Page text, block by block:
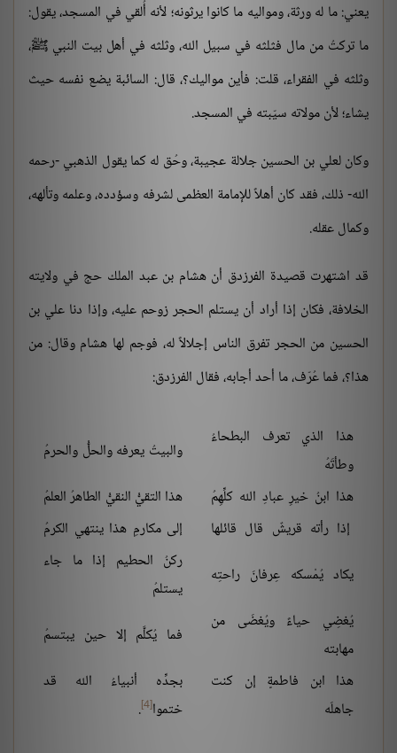
يعني: ما له ورثة، ومواليه ما كانوا يرثونه؛ لأنه أُلقي في المسجد، يقول:
ما تركتُ من مال فثلثه في سبيل الله، وثلثه في أهل بيت النبي ﷺ،
وثلثه في الفقراء، قلت: فأين مواليك؟، قال: السائبة يضع نفسه حيث
يشاء؛ لأن مولاته سيّبته في المسجد.
وكان لعلي بن الحسين جلالة عجيبة، وحُق له كما يقول الذهبي -رحمه
الله- ذلك، فقد كان أهلاً للإمامة العظمى لشرفه وسؤدده، وعلمه وتألهه،
وكمال عقله.
قد اشتهرت قصيدة الفرزدق أن هشام بن عبد الملك حج في ولايته
الخلافة، فكان إذا أراد أن يستلم الحجر زوحم عليه، وإذا دنا علي بن
الحسين من الحجر تفرق الناس إجلالاً له، فوجم لها هشام وقال: من
هذا؟، فما عُرّف، ما أحد أجابه، فقال الفرزدق:
هذا الذي تعرف البطحاءُ
وطأتَهُ
والبيتُ يعرفه والحلُّ والحرمُ
هذا ابنُ خيرِ عبادِ الله كلِّهِمُ
هذا التقيُّ النقيُّ الطاهرُ العلمُ
إذا رأته قريشٌ قال قائلها
إلى مكارمِ هذا ينتهي الكرمُ
يكاد يُمْسكه عِرفانَ راحتِه
ركنُ الحطيم إذا ما جاء
يستلمُ
يُغضِي حياءً ويُغضَى من
مهابته
فما يُكلَّم إلا حين يبتسمُ
هذا ابن فاطمةٍ إن كنت
جاهلَه
بجدِّه أنبياءُ الله قد
ختموا[4]
.